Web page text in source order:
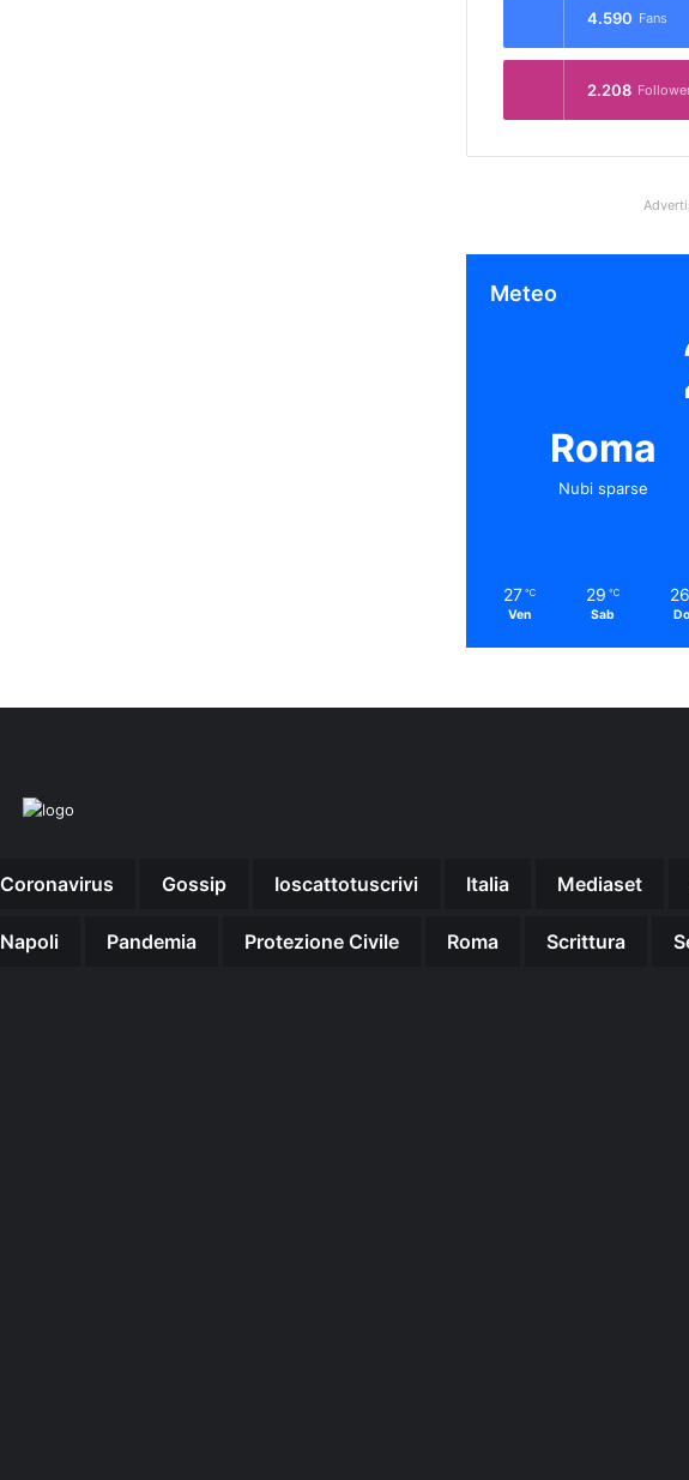
4.590 Fans
2.208
Meteo
Roma
Nubi sparse
27 ℃
Ven
29 ℃
Sab
26
Coronavirus Gossip Ioscattotuscrivi Italia Mediaset
Napoli Pandemia Protezione Civile Roma Scrittura